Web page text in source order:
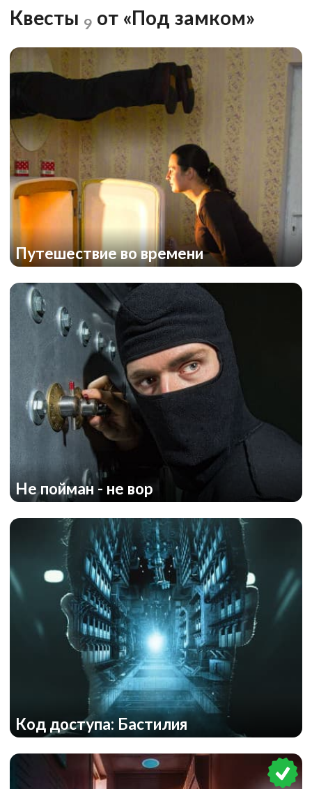
Квесты 9 от «Под замком»
Путешествие во времени
Не пойман - не вор
Код доступа: Бастилия